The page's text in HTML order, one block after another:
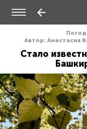
Автор: Анастасия
Стало